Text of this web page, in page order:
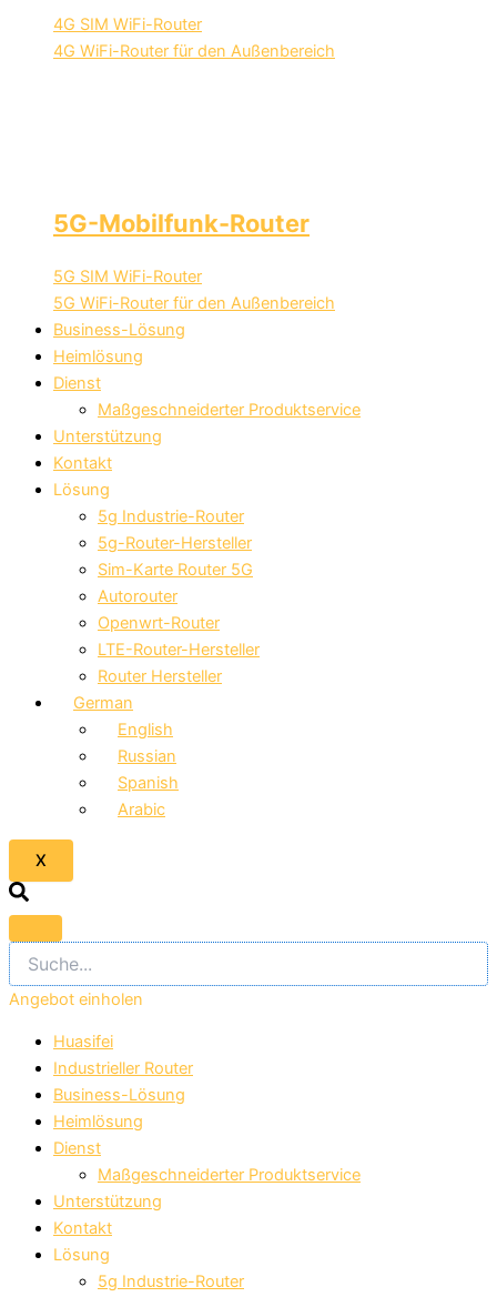
4G SIM WiFi-Router
4G WiFi-Router für den Außenbereich
5G-Mobilfunk-Router
5G SIM WiFi-Router
5G WiFi-Router für den Außenbereich
Business-Lösung
Heimlösung
Dienst
Maßgeschneiderter Produktservice
Unterstützung
Kontakt
Lösung
5g Industrie-Router
5g-Router-Hersteller
Sim-Karte Router 5G
Autorouter
Openwrt-Router
LTE-Router-Hersteller
Router Hersteller
German
English
Russian
Spanish
Arabic
X
Angebot einholen
Huasifei
Industrieller Router
Business-Lösung
Heimlösung
Dienst
Maßgeschneiderter Produktservice
Unterstützung
Kontakt
Lösung
5g Industrie-Router